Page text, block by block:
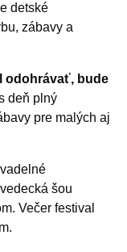
detské
zábavy a
odohrávať, bude
deň plný
pre malých aj
šou
Večer festival